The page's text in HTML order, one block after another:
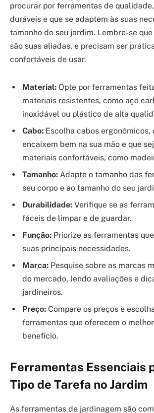
procurar por ferramentas de
duráveis e que se adaptem às suas
tamanho do seu jardim. Lembre-se
são suas aliadas, e precisam ser
confortáveis de usar.
Material: Opte por ferramentas
materiais resistentes, como aço
inoxidável ou plástico de alta
Cabo: Escolha cabos ergonômicos,
encaixem bem na sua mão e que
materiais confortáveis, como
Tamanho: Adapte o tamanho das
seu corpo e ao tamanho do seu
Durabilidade: Verifique se as
fáceis de limpar e de guardar.
Função: Priorize as ferramentas
suas principais necessidades.
Marca: Pesquise sobre as marcas
do mercado, lendo avaliações e
jardineiros.
Preço: Compare os preços e
ferramentas que oferecem o
benefício.
Ferramentas Essenciais
Tipo de Tarefa no Jardim
As ferramentas de jardinagem são